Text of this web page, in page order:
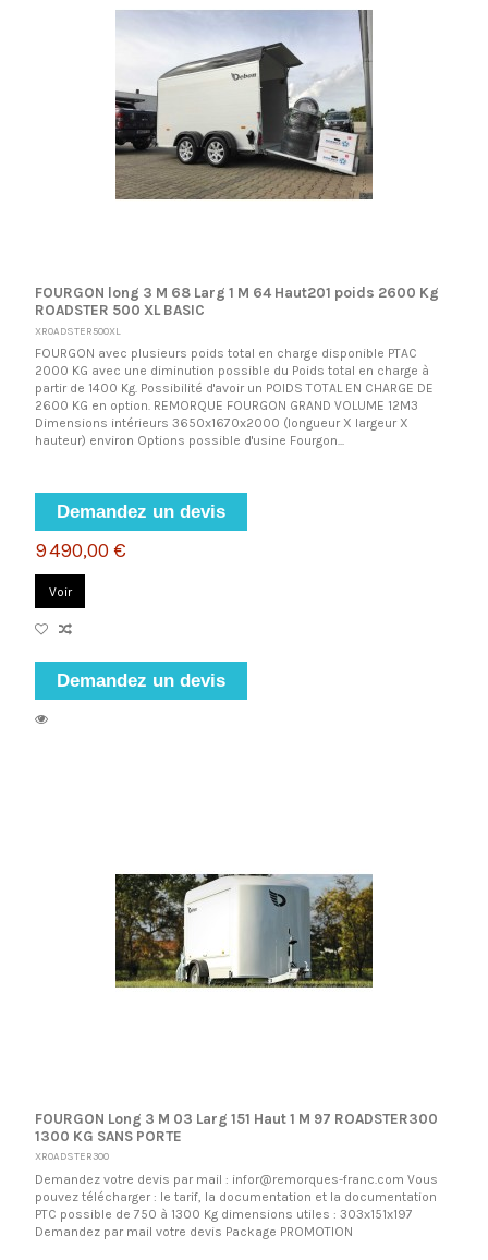
FOURGON long 3 M 68 Larg 1 M 64 Haut201 poids 2600 Kg
ROADSTER 500 XL BASIC
XROADSTER500XL
FOURGON avec plusieurs poids total en charge disponible PTAC
2000 KG avec une diminution possible du Poids total en charge à
partir de 1400 Kg. Possibilité d'avoir un POIDS TOTAL EN CHARGE DE
2600 KG en option. REMORQUE FOURGON GRAND VOLUME 12M3
Dimensions intérieurs 3650x1670x2000 (longueur X largeur X
hauteur) environ Options possible d'usine Fourgon...
Demandez un devis
9 490,00 €
Voir
Demandez un devis
FOURGON Long 3 M 03 Larg 151 Haut 1 M 97 ROADSTER300
1300 KG SANS PORTE
XROADSTER300
Demandez votre devis par mail : infor@remorques-franc.com Vous
pouvez télécharger : le tarif, la documentation et la documentation
PTC possible de 750 à 1300 Kg dimensions utiles : 303x151x197
Demandez par mail votre devis Package PROMOTION